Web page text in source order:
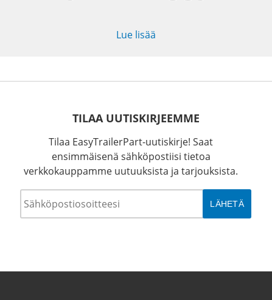
Lue lisää
TILAA UUTISKIRJEEMME
Tilaa EasyTrailerPart-uutiskirje! Saat
ensimmäisenä sähköpostiisi tietoa
verkkokauppamme uutuuksista ja tarjouksista.
Sähköposti *